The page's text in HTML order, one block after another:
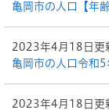
亀岡市の人口【年
2023年4月18日更
亀岡市の人口令和
2023年4月18日更